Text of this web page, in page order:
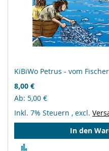
KiBiWo Petrus - vom
8,00 €
Ab 5,00 €
Inkl. 7% Steuern , excl.
In den